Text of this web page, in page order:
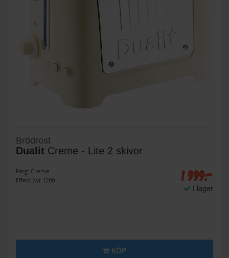
Brödrost
Dualit Creme - Lite 2 skivor
Färg: Creme
Effekt (w): 1200
1 999:-
I lager
KÖP